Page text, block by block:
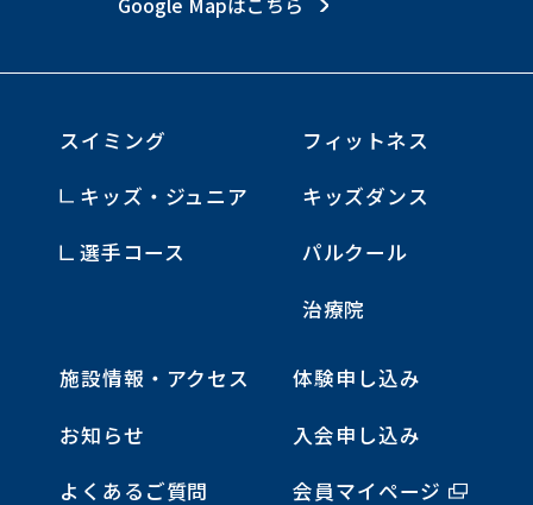
スイミング
キッズ・ジュニア
選手コース
フィットネス
キッズダンス
パルクール
治療院
施設情報・アクセス
お知らせ
よくあるご質問
体験申し込み
入会申し込み
会員マイページ